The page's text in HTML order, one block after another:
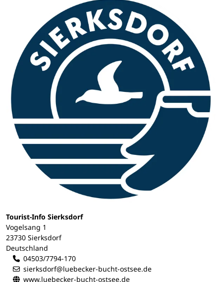
Tourist-Info Sierksdorf
Vogelsang 1
23730 Sierksdorf
Deutschland
04503/7794-170
sierksdorf@luebecker-bucht-ostsee.de
www.luebecker-bucht-ostsee.de